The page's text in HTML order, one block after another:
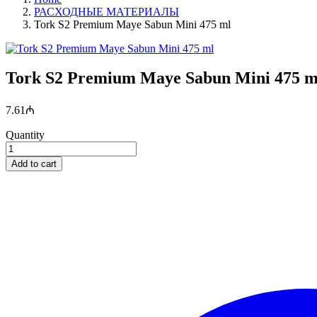
РАСХОДНЫЕ МАТЕРИАЛЫ
Tork S2 Premium Maye Sabun Mini 475 ml
Tork S2 Premium Maye Sabun Mini 475
7.61 ₼
Quantity
Add to cart